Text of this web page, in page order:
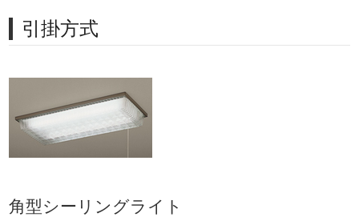
引掛方式
角型シーリングライト